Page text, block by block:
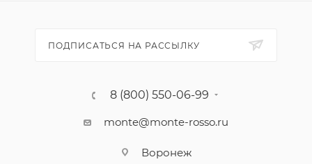
ПОДПИСАТЬСЯ НА РАССЫЛКУ
8 (800) 550-06-99
monte@monte-rosso.ru
Воронеж